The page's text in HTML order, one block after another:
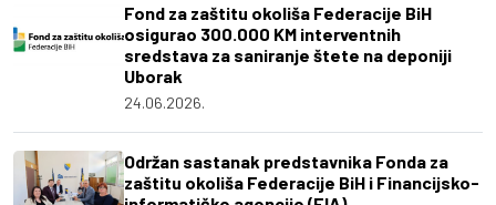
Fond za zaštitu okoliša Federacije BiH
osigurao 300.000 KM interventnih
sredstava za saniranje štete na deponiji
Uborak
24.06.2026.
Održan sastanak predstavnika Fonda za
zaštitu okoliša Federacije BiH i Financijsko-